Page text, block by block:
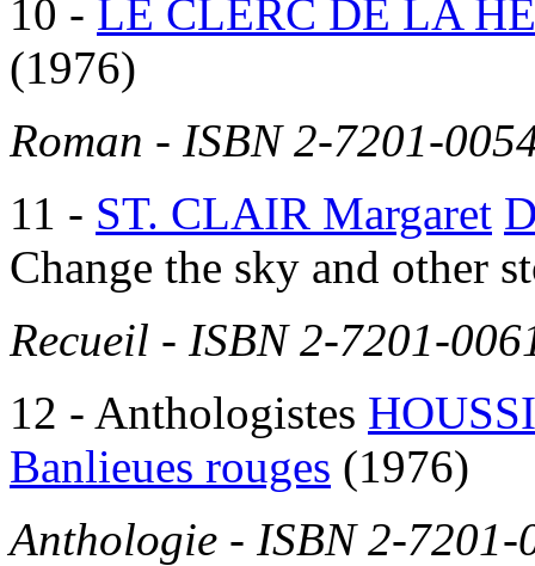
10 - LE CLERC DE LA
(1976)
Roman - ISBN 2-7201-
11 - ST. CLAIR Margaret
Change the sky and other
Recueil - ISBN 2-7201-
12 - Anthologistes
Banlieues rouges (1976)
Anthologie - ISBN 2-7201-